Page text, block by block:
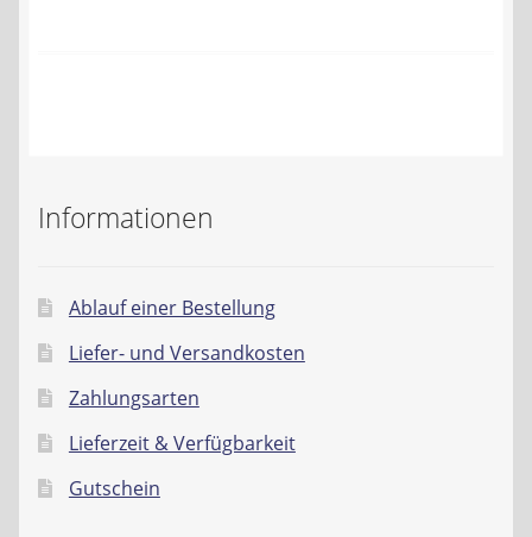
Datenschutzerklärung
Informationen
Ablauf einer Bestellung
Liefer- und Versandkosten
Zahlungsarten
Lieferzeit & Verfügbarkeit
Gutschein